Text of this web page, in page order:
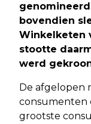
bovendien
Winkelketen
stootte
werd
De afgelopen
consumenten
grootste